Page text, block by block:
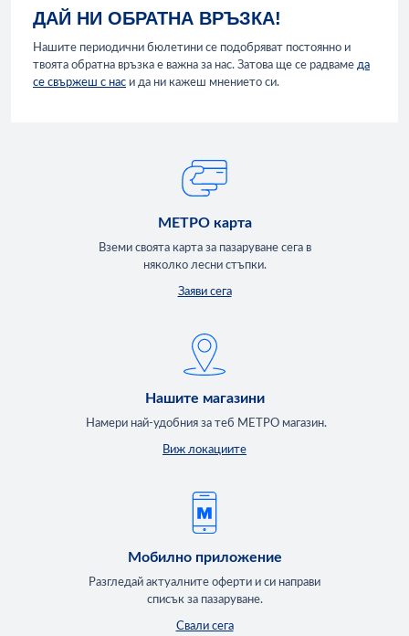
ДАЙ НИ ОБРАТНА ВРЪЗКА!
Нашите периодични бюлетини се подобряват постоянно и
твоята обратна връзка е важна за нас. Затова ще се радваме да
се свържеш с нас и да ни кажеш мнението си.
МЕТРО карта
Вземи своята карта за пазаруване сега в
няколко лесни стъпки.
Заяви сега
Нашите магазини
Намери най-удобния за теб МЕТРО магазин.
Виж локациите
Мобилно приложение
Разгледай актуалните оферти и си направи
списък за пазаруване.
Свали сега